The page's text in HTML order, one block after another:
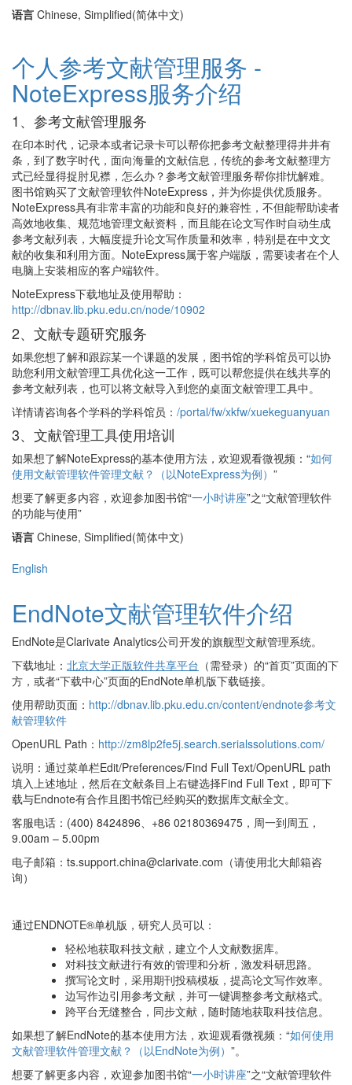
语言 Chinese, Simplified(简体中文)
个人参考文献管理服务 -
NoteExpress服务介绍
1、参考文献管理服务
在印本时代，记录本或者记录卡可以帮你把参考文献整理得井井有
条，到了数字时代，面向海量的文献信息，传统的参考文献整理方
式已经显得捉肘见襟，怎么办？参考文献管理服务帮你排忧解难。
图书馆购买了文献管理软件NoteExpress，并为你提供优质服务。
NoteExpress具有非常丰富的功能和良好的兼容性，不但能帮助读者
高效地收集、规范地管理文献资料，而且能在论文写作时自动生成
参考文献列表，大幅度提升论文写作质量和效率，特别是在中文文
献的收集和利用方面。NoteExpress属于客户端版，需要读者在个人
电脑上安装相应的客户端软件。
NoteExpress下载地址及使用帮助：
http://dbnav.lib.pku.edu.cn/node/10902
2、文献专题研究服务
如果您想了解和跟踪某一个课题的发展，图书馆的学科馆员可以协
助您利用文献管理工具优化这一工作，既可以帮您提供在线共享的
参考文献列表，也可以将文献导入到您的桌面文献管理工具中。
详情请咨询各个学科的学科馆员： /portal/fw/xkfw/xuekeguanyuan
3、文献管理工具使用培训
如果想了解NoteExpress的基本使用方法，欢迎观看微视频：“如何
使用文献管理软件管理文献？（以NoteExpress为例） ”
想要了解更多内容，欢迎参加图书馆“一小时讲座”之“文献管理软件
的功能与使用”
语言 Chinese, Simplified(简体中文)
English
EndNote文献管理软件介绍
EndNote是Clarivate Analytics公司开发的旗舰型文献管理系统。
下载地址： 北京大学正版软件共享平台 （需登录）的“首页”页面的下
方，或者“下载中心”页面的EndNote单机版下载链接。
使用帮助页面： http://dbnav.lib.pku.edu.cn/content/endnote参考文
献管理软件
OpenURL Path： http://zm8lp2fe5j.search.serialssolutions.com/
说明：通过菜单栏Edit/Preferences/Find Full Text/OpenURL path
填入上述地址，然后在文献条目上右键选择Find Full Text，即可下
载与Endnote有合作且图书馆已经购买的数据库文献全文。
客服电话：(400) 8424896、+86 02180369475，周一到周五，
9.00am – 5.00pm
电子邮箱：ts.support.china@clarivate.com（请使用北大邮箱咨
询）
通过ENDNOTE®单机版，研究人员可以：
轻松地获取科技文献，建立个人文献数据库。
对科技文献进行有效的管理和分析，激发科研思路。
撰写论文时，采用期刊投稿模板，提高论文写作效率。
边写作边引用参考文献，并可一键调整参考文献格式。
跨平台无缝整合，同步文献，随时随地获取科技信息。
如果想了解EndNote的基本使用方法，欢迎观看微视频：“如何使用
文献管理软件管理文献？（以EndNote为例） ”。
想要了解更多内容，欢迎参加图书馆“一小时讲座”之“文献管理软件